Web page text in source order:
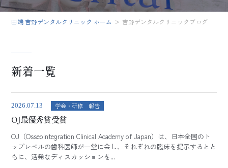
田端 吉野デンタルクリニック ホーム 吉野デンタルクリニックブログ
新着一覧
2026.07.13 学会・研修 報告
OJ最優秀賞受賞
OJ（Osseointegration Clinical Academy of Japan）は、日本全国のト
ップレベルの歯科医師が一堂に会し、それぞれの臨床を提示するとと
もに、活発なディスカッションを...